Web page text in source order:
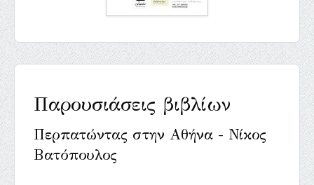
Παρουσιάσεις βιβλίων
Περπατώντας στην Αθήνα - Νίκος
Βατόπουλος